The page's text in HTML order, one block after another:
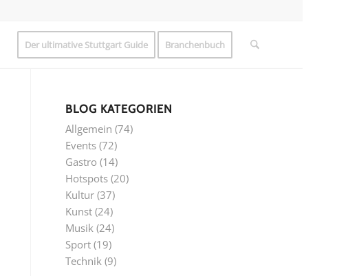
Der ultimative Stuttgart Guide Branchenbuch
BLOG KATEGORIEN
Allgemein (74)
Events (72)
Gastro (14)
Hotspots (20)
Kultur (37)
Kunst (24)
Musik (24)
Sport (19)
Technik (9)